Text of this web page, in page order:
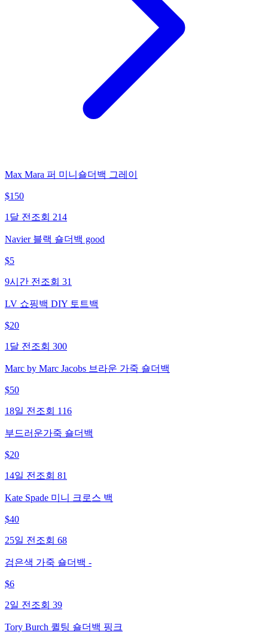
Max Mara 퍼 미니숄더백 그레이
$150
1달 전 조회 214
Navier 블랙 숄더백 good
$5
9시간 전 조회 31
LV 쇼핑백 DIY 토트백
$20
1달 전 조회 300
Marc by Marc Jacobs 브라운 가죽 숄더백
$50
18일 전 조회 116
부드러운가죽 숄더백
$20
14일 전 조회 81
Kate Spade 미니 크로스 백
$40
25일 전 조회 68
검은색 가죽 숄더백 -
$6
2일 전 조회 39
Tory Burch 퀼팅 숄더백 핑크